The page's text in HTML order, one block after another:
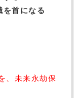
を首になる
、未来永劫保